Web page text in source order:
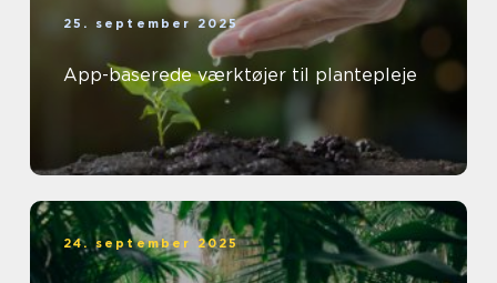
25. september 2025
App-baserede værktøjer til plantepleje
24. september 2025